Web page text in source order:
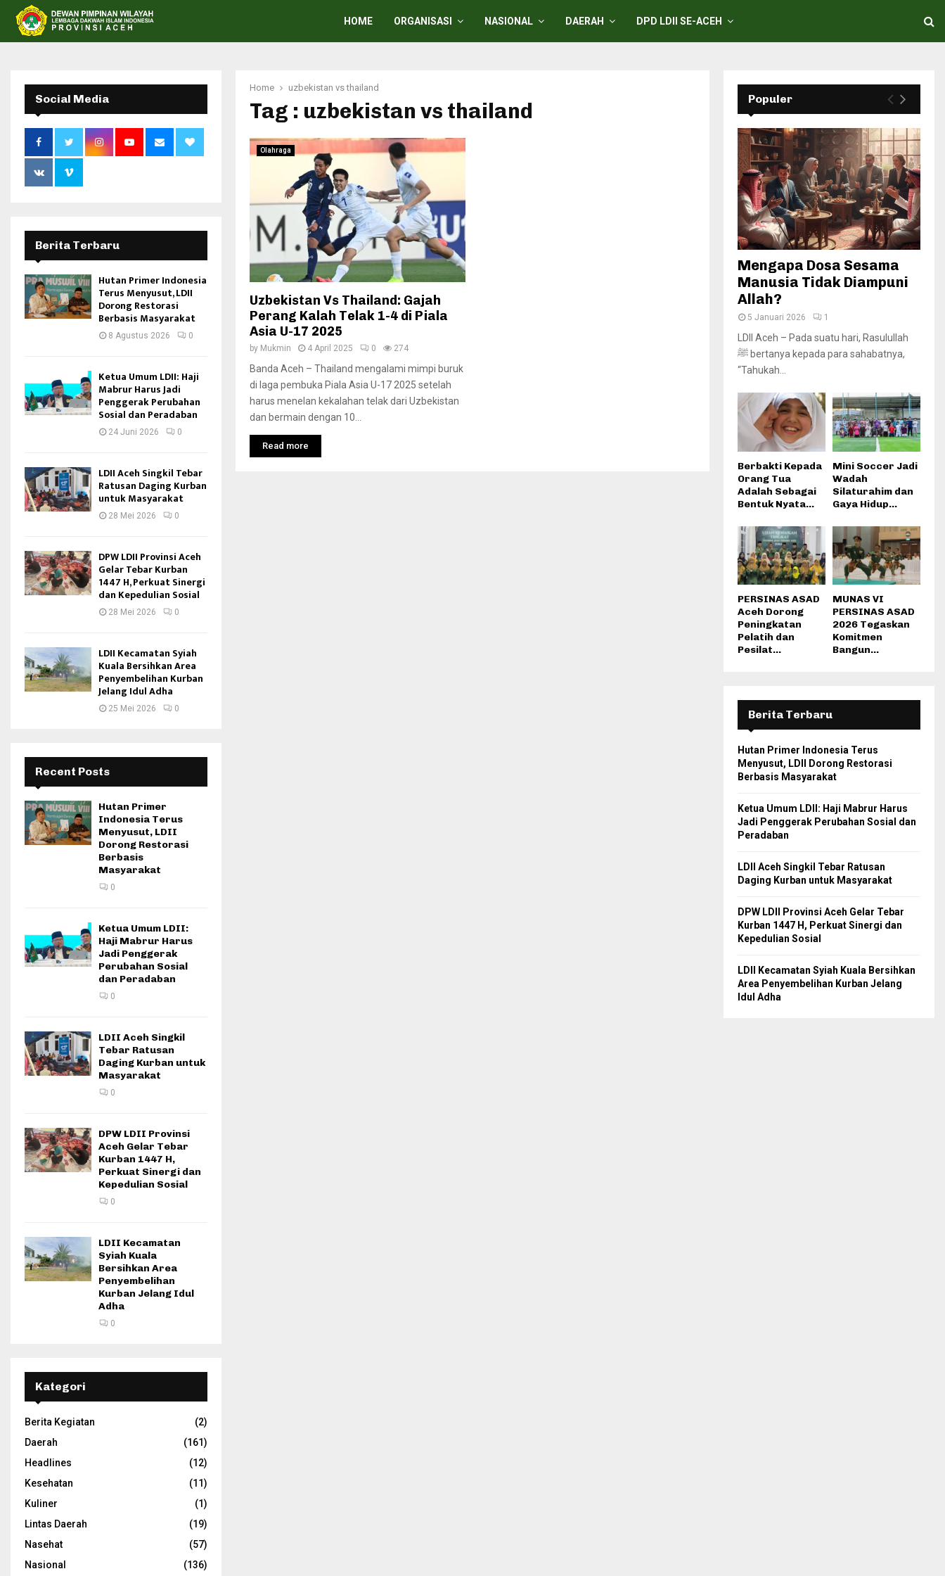
HOME ORGANISASI NASIONAL DAERAH DPD LDII SE-ACEH
Home uzbekistan vs thailand
Tag : uzbekistan vs thailand
Olahraga
Uzbekistan Vs Thailand: Gajah
Perang Kalah Telak 1-4 di Piala
Asia U-17 2025
by Mukmin 4 April 2025 0 274
Banda Aceh – Thailand mengalami mimpi buruk
di laga pembuka Piala Asia U-17 2025 setelah
harus menelan kekalahan telak dari Uzbekistan
dan bermain dengan 10...
Read more
Social Media
Berita Terbaru
Hutan Primer Indonesia
Terus Menyusut, LDII
Dorong Restorasi
Berbasis Masyarakat
8 Agustus 2026 0
Ketua Umum LDII: Haji
Mabrur Harus Jadi
Penggerak Perubahan
Sosial dan Peradaban
24 Juni 2026 0
LDII Aceh Singkil Tebar
Ratusan Daging Kurban
untuk Masyarakat
28 Mei 2026 0
DPW LDII Provinsi Aceh
Gelar Tebar Kurban
1447 H, Perkuat Sinergi
dan Kepedulian Sosial
28 Mei 2026 0
LDII Kecamatan Syiah
Kuala Bersihkan Area
Penyembelihan Kurban
Jelang Idul Adha
25 Mei 2026 0
Recent Posts
Hutan Primer
Indonesia Terus
Menyusut, LDII
Dorong Restorasi
Berbasis
Masyarakat
0
Ketua Umum LDII:
Haji Mabrur Harus
Jadi Penggerak
Perubahan Sosial
dan Peradaban
0
LDII Aceh Singkil
Tebar Ratusan
Daging Kurban untuk
Masyarakat
0
DPW LDII Provinsi
Aceh Gelar Tebar
Kurban 1447 H,
Perkuat Sinergi dan
Kepedulian Sosial
0
LDII Kecamatan
Syiah Kuala
Bersihkan Area
Penyembelihan
Kurban Jelang Idul
Adha
0
Kategori
Berita Kegiatan
(2)
Daerah
(161)
Headlines
(12)
Kesehatan
(11)
Kuliner
(1)
Lintas Daerah
(19)
Nasehat
(57)
Nasional
(136)
Populer
Mengapa Dosa Sesama
Manusia Tidak Diampuni
Allah?
5 Januari 2026 1
LDII Aceh – Pada suatu hari, Rasulullah
ﷺ bertanya kepada para sahabatnya,
“Tahukah...
Berbakti Kepada
Orang Tua
Adalah Sebagai
Bentuk Nyata...
Mini Soccer Jadi
Wadah
Silaturahim dan
Gaya Hidup...
PERSINAS ASAD
Aceh Dorong
Peningkatan
Pelatih dan
Pesilat...
MUNAS VI
PERSINAS ASAD
2026 Tegaskan
Komitmen
Bangun...
Berita Terbaru
Hutan Primer Indonesia Terus
Menyusut, LDII Dorong Restorasi
Berbasis Masyarakat
Ketua Umum LDII: Haji Mabrur Harus
Jadi Penggerak Perubahan Sosial dan
Peradaban
LDII Aceh Singkil Tebar Ratusan
Daging Kurban untuk Masyarakat
DPW LDII Provinsi Aceh Gelar Tebar
Kurban 1447 H, Perkuat Sinergi dan
Kepedulian Sosial
LDII Kecamatan Syiah Kuala Bersihkan
Area Penyembelihan Kurban Jelang
Idul Adha